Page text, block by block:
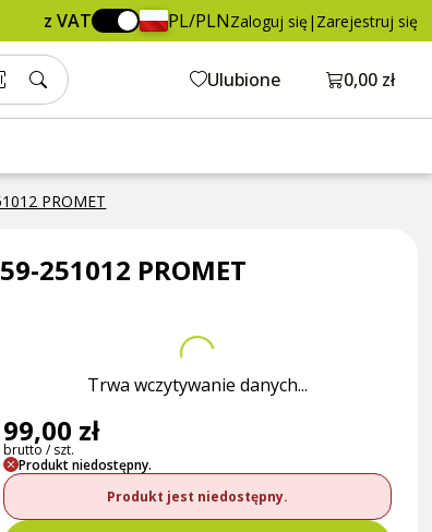
z VAT PL/PLNZaloguj się | Zarejestruj się
Ulubione Otwórz
0,00 zł
PROMET
brutto / szt. Dodaj do koszyka
251012 PROMET
Trwa wczytywanie danych...
99,00 zł
brutto / szt.
Produkt niedostępny.
Produkt jest niedostępny.